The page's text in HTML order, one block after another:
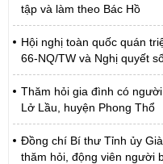
tập và làm theo Bác Hồ
Hội nghị toàn quốc quán
66-NQ/TW và Nghị quyết
Thăm hỏi gia đình có
Lở Lầu, huyện Phong Thổ
Đồng chí Bí thư Tỉnh ủy
thăm hỏi, động viên người